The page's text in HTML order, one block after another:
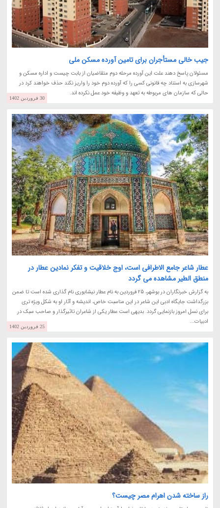
جیب خالی مستأجران برای تامین آورده مسکن ملی
مسئولان پاسخ دهند علت این آورده مرحله دوم متقاضیان از بابت چیست و اداره مسکن و
شهرسازی به استناد چه قانونی کسی را که آورده دوم خود را واریز نکند حذف خواهند کرد در
حالی که سازمان های مربوطه به تعهد و وظیفه خود عمل نکرده اند.
30 فروردین 1402
عطار شاعر جامع الاطرافی است، اوج خلاقیت و تفکر نمادین عطار در
منطق الطیر مشاهده می گردد
به گزارش خبرنگاران در بوشهر، 25 فروردین به نام عطار نیشابوری نام گذاری شده است تا ضمن
بزرگداشت جایگاه ادبی این شاعر در این مناسبت خاص، اندیشه و آثار او به شکل ویژه تری
برای نسل امروز بازنمایی گردد. بدیهی است عطار یکی از شاعران تاثیرگذار و صاحب سبک در
ادبیات...
25 فروردین 1402
راز ساخته شدن اهرام مصر چیست؟